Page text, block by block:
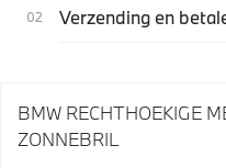
Verzending en
BMW RECHTHOEKIGE
ZONNEBRIL